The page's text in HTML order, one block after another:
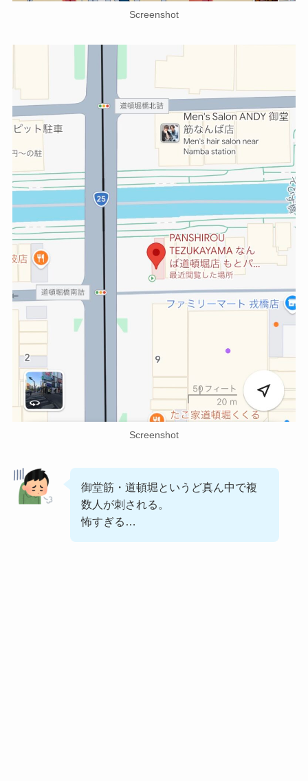
Screenshot
Screenshot
御堂筋・道頓堀というど真ん中で複
数人が刺される。
怖すぎる…